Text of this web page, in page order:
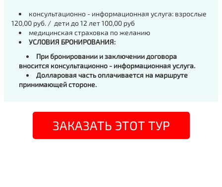
консультационно - информационная услуга: взрослые
120,00 руб. / дети до 12 лет 100,00 руб
медицинская страховка по желанию
УСЛОВИЯ БРОНИРОВАНИЯ:
При бронировании и заключении договора
вносится консультационно - информационная услуга.
Долларовая часть оплачивается на маршруте
принимающей стороне.
ЗАКАЗАТЬ ЭТОТ ТУР